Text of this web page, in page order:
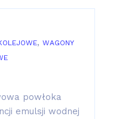
, WAGONY
powłoka
emulsji wodnej